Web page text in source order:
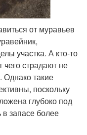
от муравьев
участка. А кто-то
чего страдают не
Однако такие
поскольку
глубоко под
запасе более